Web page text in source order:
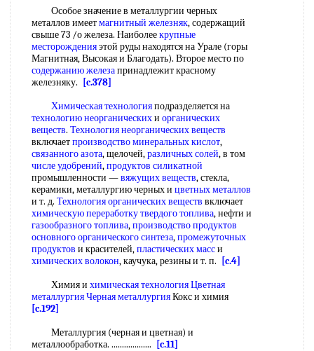
Особое значение в металлургии черных
металлов имеетмагнитный железняк, содержащий
свыше 73 /о железа. Наиболеекрупные
месторожденияэтой руды находятся на Урале (горы
Магнитная, Высокая и Благодать). Второе место по
содержанию железапринадлежит красному
железняку.
[c.378]
Химическая технологияподразделяется на
технологию неорганическихи органических
веществ. Технология неорганических веществ
включаетпроизводство минеральных кислот,
связанного азота, щелочей,различных солей, в том
числе удобрений,продуктов силикатной
промышленности —вяжущих веществ, стекла,
керамики, металлургию черных и цветных металлов
и т. д. Технология органических веществ включает
химическую переработку твердого топлива, нефти и
газообразного топлива,производство продуктов
основного органического синтеза,промежуточных
продуктов и красителей,пластических масси
химических волокон, каучука, резины и т. п.
[c.4]
Химия и химическая технологияЦветная
металлургия Черная металлургияКокс и химия
[c.192]
Металлургия (черная и цветная) и
металлообработка. ...................
[c.11]